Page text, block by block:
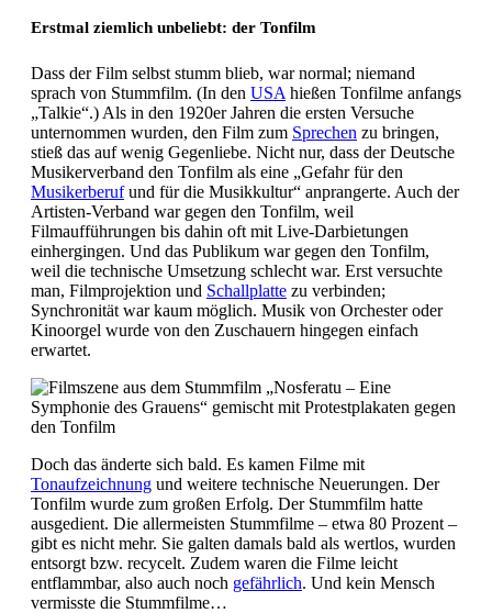
Erstmal ziemlich unbeliebt: der Tonfilm
Dass der Film selbst stumm blieb, war normal; niemand
sprach von Stummfilm. (In den USA hießen Tonfilme anfangs
„Talkie“.) Als in den 1920er Jahren die ersten Versuche
unternommen wurden, den Film zum Sprechen zu bringen,
stieß das auf wenig Gegenliebe. Nicht nur, dass der Deutsche
Musikerverband den Tonfilm als eine „Gefahr für den
Musikerberufund für die Musikkultur“ anprangerte. Auch der
Artisten-Verband war gegen den Tonfilm, weil
Filmaufführungen bis dahin oft mit Live-Darbietungen
einhergingen. Und das Publikum war gegen den Tonfilm,
weil die technische Umsetzung schlecht war. Erst versuchte
man, Filmprojektion und Schallplatte zu verbinden;
Synchronität war kaum möglich. Musik von Orchester oder
Kinoorgel wurde von den Zuschauern hingegen einfach
erwartet.
Doch das änderte sich bald. Es kamen Filme mit
Tonaufzeichnung und weitere technische Neuerungen. Der
Tonfilm wurde zum großen Erfolg. Der Stummfilm hatte
ausgedient. Die allermeisten Stummfilme – etwa 80 Prozent –
gibt es nicht mehr. Sie galten damals bald als wertlos, wurden
entsorgt bzw. recycelt. Zudem waren die Filme leicht
entflammbar, also auch noch gefährlich. Und kein Mensch
vermisste die Stummfilme…